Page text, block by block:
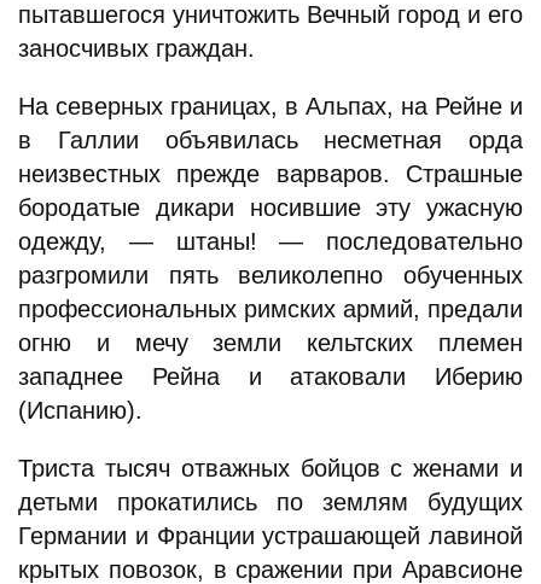
пытавшегося уничтожить Вечный город и его
заносчивых граждан.
На северных границах, в Альпах, на Рейне и
в Галлии объявилась несметная орда
неизвестных прежде варваров. Страшные
бородатые дикари носившие эту ужасную
одежду, — штаны! — последовательно
разгромили пять великолепно обученных
профессиональных римских армий, предали
огню и мечу земли кельтских племен
западнее Рейна и атаковали Иберию
(Испанию).
Триста тысяч отважных бойцов с женами и
детьми прокатились по землям будущих
Германии и Франции устрашающей лавиной
крытых повозок, в сражении при Аравсионе